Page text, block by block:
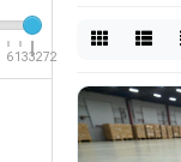
6133272